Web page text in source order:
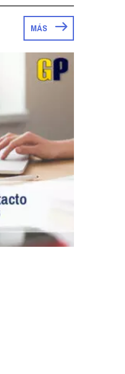
MÁS